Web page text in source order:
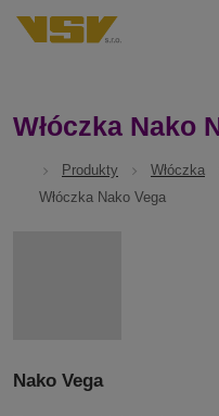
Włóczka Nako
Produkty Włóczka
Włóczka Nako Vega
Nako Vega